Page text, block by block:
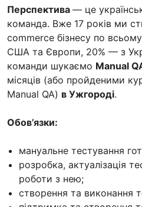
Перспектива — це
команда. Вже 17 років ми
commerce бізнесу по всьому
США та Європи, 20% — з
команди шукаємо Manual
місяців (або пройденими
Manual QA) в Ужгороді.
Обов’язки:
мануальне тестування
розробка, актуалізація
роботи з нею;
створення та виконання